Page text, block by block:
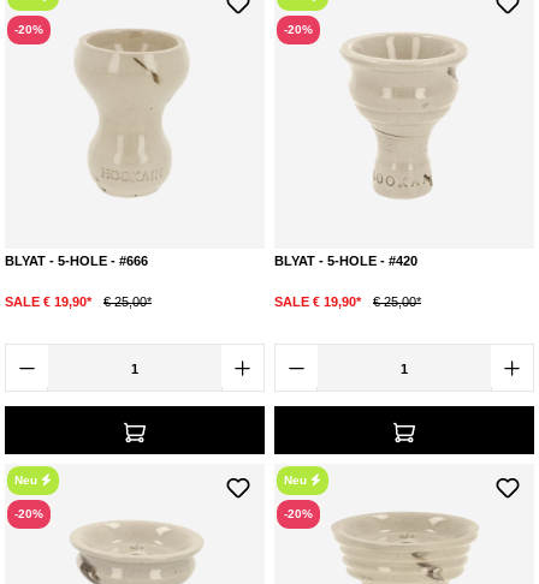
-20%
BLYAT - 5-HOLE - #666
SALE € 19,90* € 25,00*
-20%
BLYAT - 5-HOLE - #420
SALE € 19,90* € 25,00*
Neu
-20%
Neu
-20%